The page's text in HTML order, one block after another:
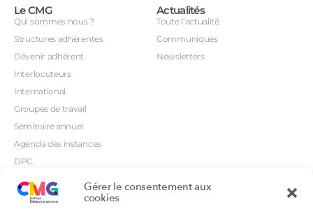
Gérer le consentement aux
cookies
Le CMG
Qui sommes nous ?
Structures adhérentes
Dévenir adhérent
Interlocuteurs
International
Groupes de travail
Séminaire annuel
Agenda des instances
DPC
Orientations prioritaires
Actualités
Toute l’actualité
Communiqués
Newsletters